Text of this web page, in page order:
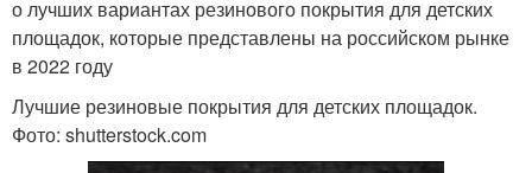
о лучших вариантах резинового покрытия для детских
площадок, которые представлены на российском рынке
в 2022 году
Лучшие резиновые покрытия для детских площадок.
Фото: shutterstock.com